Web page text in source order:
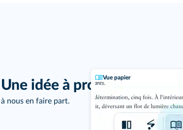
Vue papier
idée à proposer ?
nous en faire part.